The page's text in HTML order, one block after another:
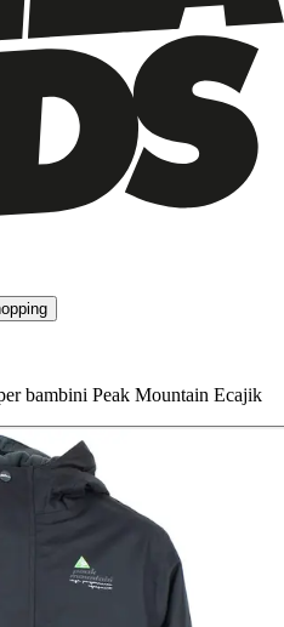
bambini Peak Mountain Ecajik